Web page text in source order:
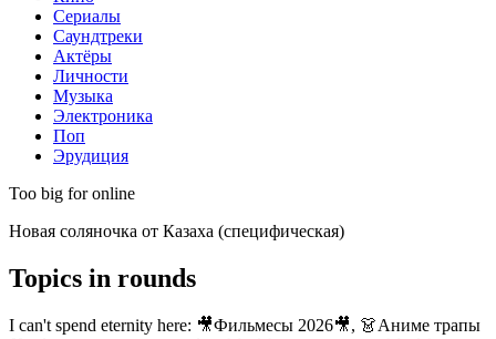
Сериалы
Саундтреки
Актёры
Личности
Музыка
Электроника
Поп
Эрудиция
Too big for online
Новая соляночка от Казаха (специфическая)
Topics in rounds
I can't spend eternity here: 🎥Фильмесы 2026🎥, 👗Аниме трапы